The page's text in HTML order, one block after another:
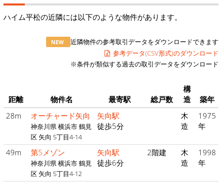
ハイム平松の近隣には以下のような物件があります。
NEW
近隣物件の参考取引データをダウンロードできます
参考データ(CSV形式)のダウンロード
※条件が類似する過去の取引データをダウンロード
距離 物件名 最寄駅 総戸数
構
造
築年
28m
オーチャード矢向
神奈川県 横浜市 鶴見
区 矢向 5丁目4-14
矢向駅
徒歩5分
木
造
1975
年
49m 第5メゾン
神奈川県 横浜市 鶴見
区 矢向 5丁目4-12
矢向駅
徒歩6分
2階建
木
造
1998
年